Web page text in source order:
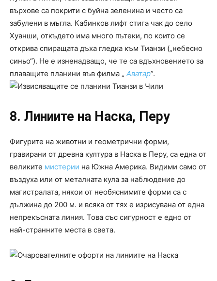
върхове са покрити с буйна зеленина и често са
забулени в мъгла. Кабинков лифт стига чак до село
Хуанши, откъдето има много пътеки, по които се
открива спиращата дъха гледка към Тианзи („небесно
синьо“). Не е изненадващо, че те са вдъхновението за
плаващите планини във филма „ Аватар“.
8. Линиите на Наска, Перу
Фигурите на животни и геометрични форми,
гравирани от древна култура в Наска в Перу, са една от
великите мистерии на Южна Америка. Видими само от
въздуха или от металната кула за наблюдение до
магистралата, някои от необяснимите форми са с
дължина до 200 м. и всяка от тях е изрисувана от една
непрекъсната линия. Това със сигурност е едно от
най-странните места в света.